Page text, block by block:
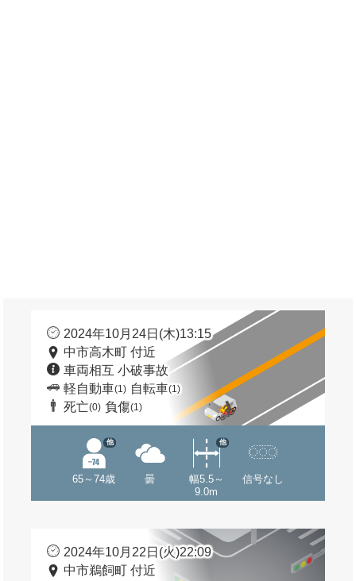
2024年10月24日(木)13:15
中市高木町 付近
車両相互 小破事故
軽自動車(1) 自転車(1)
死亡(0) 負傷(1)
65～74歳
他
曇
幅5.5～
9.0m
他
信号なし
2024年10月22日(火)22:09
中市鵜飼町 付近